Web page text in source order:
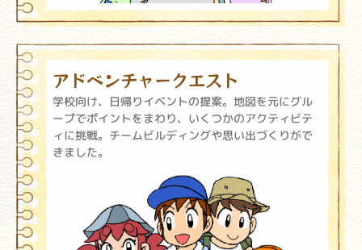
アドベンチャークエスト
学校向け、日帰りイベントの提案。地図を元にグル
ープでポイントをまわり、いくつかのアクティビテ
ィに挑戦。チームビルディングや思い出づくりがで
きました。